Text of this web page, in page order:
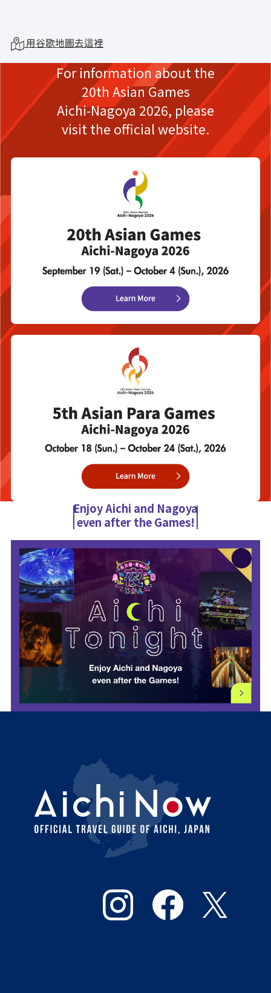
用谷歌地圖去這裡
For information about the
20th Asian Games
Aichi-Nagoya 2026, please
visit the official website.
Enjoy Aichi and Nagoya
even after the Games!